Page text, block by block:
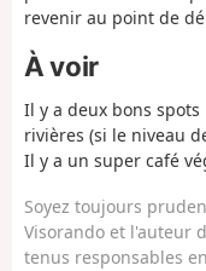
revenir au point de
À voir
Il y a deux bons
rivières (si le niveau
Il y a un super café
Soyez toujours
Visorando et l'auteur
tenus responsables